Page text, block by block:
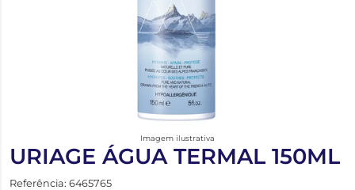
Imagem ilustrativa
URIAGE ÁGUA TERMAL 150ML
Referência: 6465765